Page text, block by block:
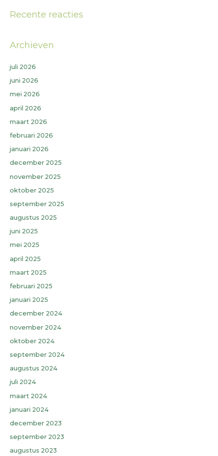
Recente reacties
Archieven
juli 2026
juni 2026
mei 2026
april 2026
maart 2026
februari 2026
januari 2026
december 2025
november 2025
oktober 2025
september 2025
augustus 2025
juni 2025
mei 2025
april 2025
maart 2025
februari 2025
januari 2025
december 2024
november 2024
oktober 2024
september 2024
augustus 2024
juli 2024
maart 2024
januari 2024
december 2023
september 2023
augustus 2023